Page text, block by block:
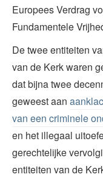
Europees Verdrag
Fundamentele
De twee entiteiten
van de Kerk waren
dat bijna twee
geweest aan
van een criminele
en het illegaal
gerechtelijke
entiteiten van de